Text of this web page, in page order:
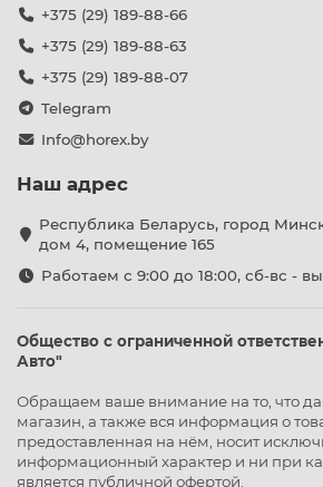
+375 (29) 189-88-66
+375 (29) 189-88-63
+375 (29) 189-88-07
Telegram
Info@horex.by
Наш адрес
Республика Беларусь, город
дом 4, помещение 165
Работаем с 9:00 до 18:00, сб-вс -
Общество с ограниченной
Авто"
Обращаем ваше внимание на то, что
магазин, а также вся информация о
предоставленная на нём, носит
информационный характер и ни при
является публичной офертой.